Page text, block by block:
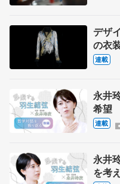
デザ
の衣
誤の
連載
永井
希望
いう
連載
永井
を考